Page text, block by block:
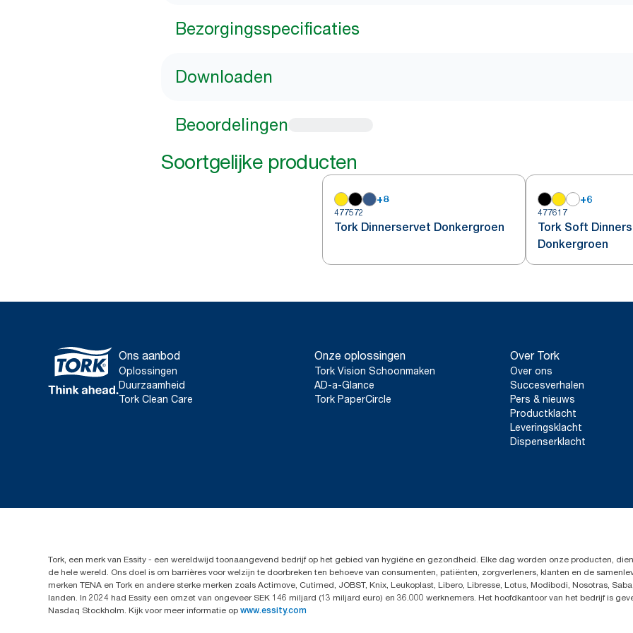
Bezorgingsspecificaties
Downloaden
Beoordelingen
Soortgelijke producten
+8
477572
Tork Dinnerservet Donkergroen
+6
477617
Tork Soft
Donkergroen
Ons aanbod
Oplossingen
Duurzaamheid
Tork Clean Care
Onze oplossingen
Tork Vision Schoonmaken
AD-a-Glance
Tork PaperCircle
Over Tork
Over ons
Succesverhalen
Pers & nieuws
Productklacht
Leveringsklacht
Dispenserklacht
Tork, een merk van Essity - een wereldwijd toonaangevend bedrijf op het gebied van hygiëne en gezondheid. Elke dag worden onze producten,
de hele wereld. Ons doel is om barrières voor welzijn te doorbreken ten behoeve van consumenten, patiënten, zorgverleners, klanten en de
merken TENA en Tork en andere sterke merken zoals Actimove, Cutimed, JOBST, Knix, Leukoplast, Libero, Libresse, Lotus, Modibodi, Nosotras,
landen. In 2024 had Essity een omzet van ongeveer SEK 146 miljard (13 miljard euro) en 36.000 werknemers. Het hoofdkantoor van het bedrijf is
Nasdaq Stockholm. Kijk voor meer informatie op www.essity.com